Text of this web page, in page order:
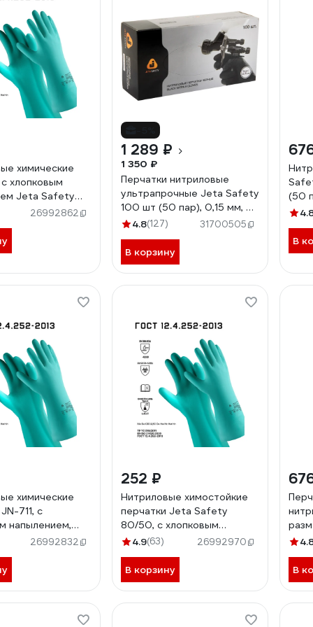
химические
хлопковым
Jeta Safety
р.8/М, JN-711-
26992862
1 289 ₽
1 350 ₽
Перчатки нитриловые
ультрапрочные Jeta Safety
100 шт (50 пар), 0,15 мм, р.
7/S JSN907
4.8(127) 31700505
В корзину
(50
В
химические
711, с
напылением,
мм, размер
26992832
252 ₽
Нитриловые химостойкие
перчатки Jeta Safety
80/50, с хлопковым
напылением, 0.38 мм, р.
4.9(63) 26992970
В корзину
108
В